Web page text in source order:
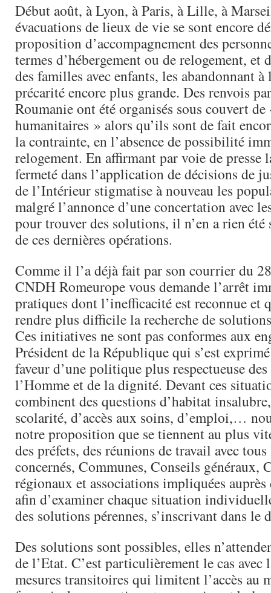
Début août, à Lyon, à Paris, à Lille, à
évacuations de lieux de vie se sont encore
proposition d’accompagnement des
termes d’hébergement ou de relogement, et
des familles avec enfants, les abandonnant à
précarité encore plus grande. Des renvois
Roumanie ont été organisés sous couvert
humanitaires » alors qu’ils sont de fait
la contrainte, en l’absence de possibilité
relogement. En affirmant par voie de presse
fermeté dans l’application de décisions de
de l’Intérieur stigmatise à nouveau les
malgré l’annonce d’une concertation avec
pour trouver des solutions, il n’en a rien
de ces dernières opérations.
Comme il l’a déjà fait par son courrier du
CNDH Romeurope vous demande l’arrêt
pratiques dont l’inefficacité est reconnue et
rendre plus difficile la recherche de
Ces initiatives ne sont pas conformes aux
Président de la République qui s’est
faveur d’une politique plus respectueuse
l’Homme et de la dignité. Devant ces
combinent des questions d’habitat
scolarité, d’accès aux soins, d’emploi,…
notre proposition que se tiennent au plus
des préfets, des réunions de travail avec tous
concernés, Communes, Conseils généraux,
régionaux et associations impliquées
afin d’examiner chaque situation
des solutions pérennes, s’inscrivant dans le
Des solutions sont possibles, elles
de l’Etat. C’est particulièrement le cas avec
mesures transitoires qui limitent l’accès au